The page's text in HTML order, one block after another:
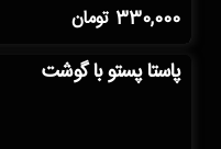
330,000 تومان
پاستا پستو با گوشت